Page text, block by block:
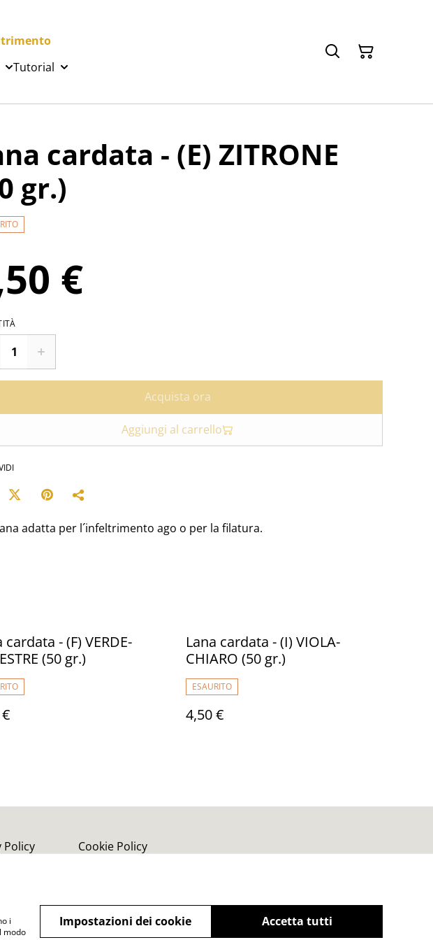
Tutorial
cardata - (E) ZITRONE
gr.)
€
Acquista ora
Aggiungi al carrello
adatta per l´infeltrimento ago o per la filatura.
cardata - (F) VERDE-
(50 gr.)
Lana cardata - (I) VIOLA-
CHIARO (50 gr.)
ESAURITO
4,50 €
Policy Cookie Policy
i
modo
Accetta tutti
Impostazioni dei cookie